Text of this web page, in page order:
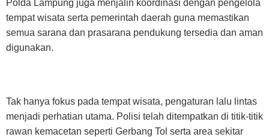
Polda Lampung juga menjalin koordinasi dengan pengelola
tempat wisata serta pemerintah daerah guna memastikan
semua sarana dan prasarana pendukung tersedia dan aman
digunakan.
Tak hanya fokus pada tempat wisata, pengaturan lalu lintas
menjadi perhatian utama. Polisi telah ditempatkan di titik-titik
rawan kemacetan seperti Gerbang Tol serta area sekitar